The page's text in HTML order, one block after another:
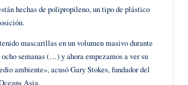
hechas de polipropileno, un tipo de plástico
mascarillas en un volumen masivo durante
semanas (…) y ahora empezamos a ver su
ambiente», acusó Gary Stokes, fundador del
Asia.